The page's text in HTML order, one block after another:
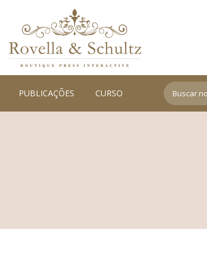
PUBLICAÇÕES CURSO
Search: